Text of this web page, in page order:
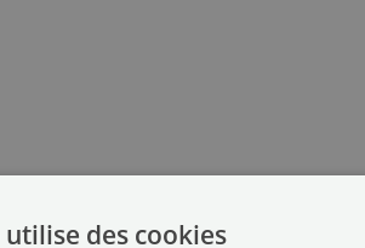
utilise des cookies